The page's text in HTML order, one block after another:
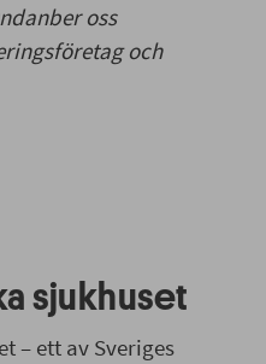
oss
och
sjukhuset
– ett av Sveriges